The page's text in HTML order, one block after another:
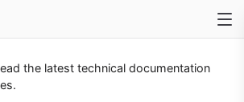
the latest technical documentation